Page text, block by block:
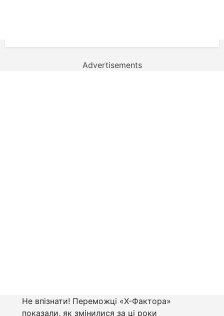
Advertisements
Не впізнати! Переможці «Х-Фактора»
показали, як змінилися за ці роки